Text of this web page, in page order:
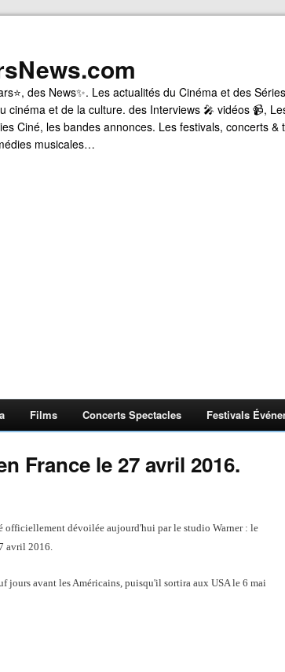
des News✨. Les actualités du Cinéma et des
cinéma et de la culture. des Interviews 🎤 vidéos 📹,
Ciné, les bandes annonces. Les festivals, concerts &
musicales…
Films Concerts Spectacles Festivals
France le 27 avril 2016.
officiellement dévoilée aujourd'hui par le studio Warner : le
avril 2016.
jours avant les Américains, puisqu'il sortira aux USA le 6 mai